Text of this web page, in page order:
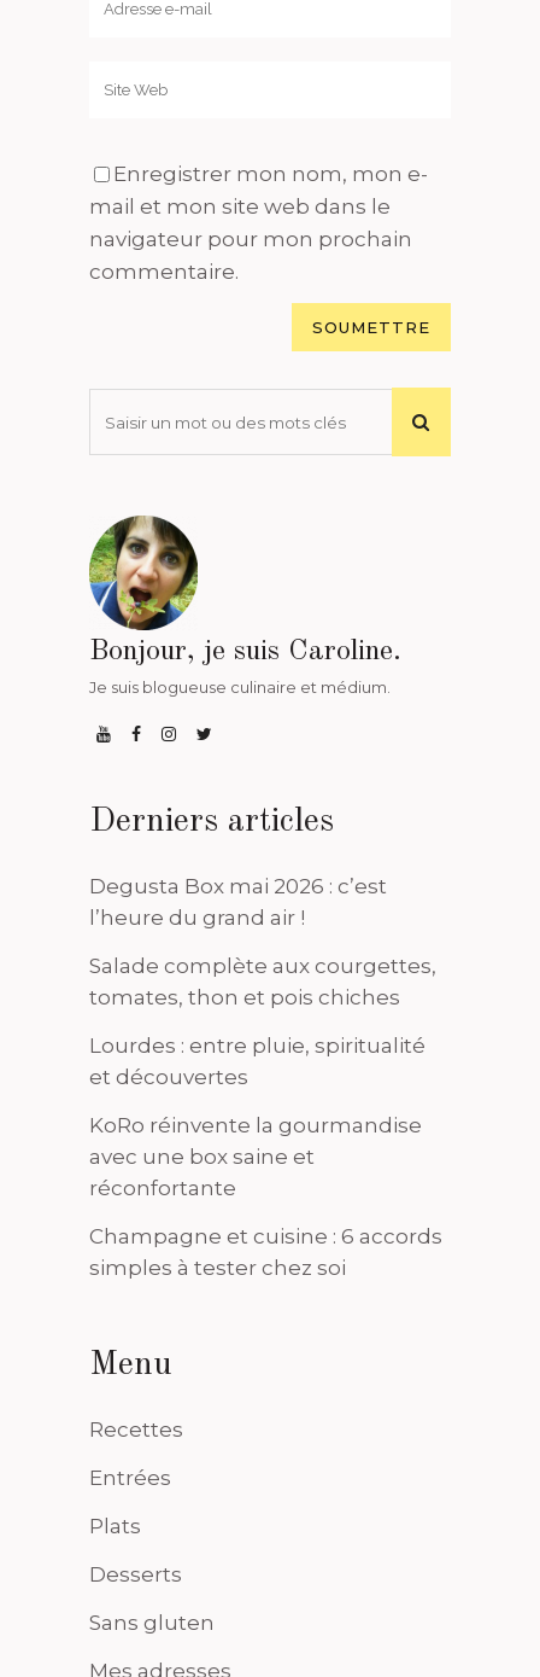
Enregistrer mon nom, mon e-
mail et mon site web dans le
navigateur pour mon prochain
commentaire.
Bonjour, je suis Caroline.
Je suis blogueuse culinaire et médium.
Derniers articles
Degusta Box mai 2026 : c’est
l’heure du grand air !
Salade complète aux courgettes,
tomates, thon et pois chiches
Lourdes : entre pluie, spiritualité
et découvertes
KoRo réinvente la gourmandise
avec une box saine et
réconfortante
Champagne et cuisine : 6 accords
simples à tester chez soi
Menu
Recettes
Entrées
Plats
Desserts
Sans gluten
Mes adresses